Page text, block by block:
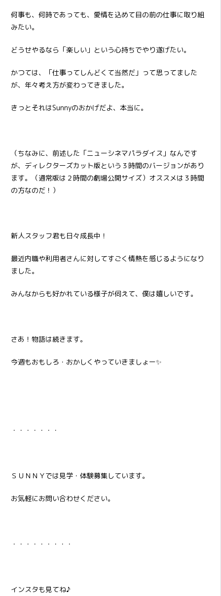
何事も、何時であっても、愛情を込めて目の前の仕事に取り組
みたい。
どうせやるなら「楽しい」という心持ちでやり遂げたい。
かつては、「仕事ってしんどくて当然だ」って思ってました
が、年々考え方が変わってきました。
きっとそれはSunnyのおかげだよ、本当に。
（ちなみに、前述した「ニューシネマパラダイス」なんです
が、ディレクターズカット版という３時間のバージョンがあり
ます。（通常版は２時間の劇場公開サイズ）オススメは３時間
の方なのだ！）
新人スタッフ君も日々成長中！
最近内職や利用者さんに対してすごく情熱を感じるようになり
ました。
みんなからも好かれている様子が伺えて、僕は嬉しいです。
さあ！物語は続きます。
今週もおもしろ・おかしくやっていきましょー✨
・・・・・・・
ＳＵＮＮＹでは見学・体験募集しています。
お気軽にお問い合わせください。
・・・・・・・・・
インスタも見てね♪